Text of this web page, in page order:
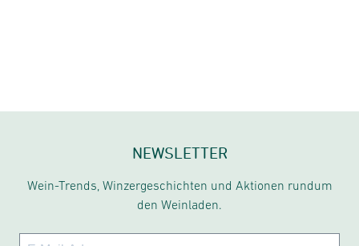
NEWSLETTER
Wein-Trends, Winzergeschichten und Aktionen rundum
den Weinladen.